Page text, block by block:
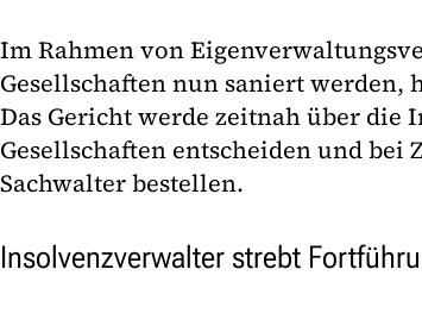
Im Rahmen von
Gesellschaften nun saniert
Das Gericht werde zeitnah über die
Gesellschaften entscheiden und
Sachwalter bestellen.
Insolvenzverwalter strebt